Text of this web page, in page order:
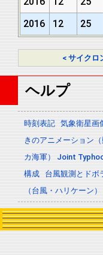
2016
12 25
< サイクロ
ヘルプ
時刻表記 気象衛星画
きのアニメーション（
カ海軍） Joint
構成
台風観測とドボ
（台風・ハリケーン）